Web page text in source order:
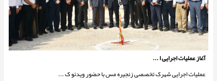
آغاز عملیات اجرایی ا ...
عملیات اجرایی شهرک تخصصی زنجیره مس با حضور ویدئو ک ...